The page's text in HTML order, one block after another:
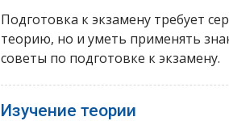
Подготовка к экзамену требует
теорию, но и уметь применять
советы по подготовке к экзамену.
Изучение теории